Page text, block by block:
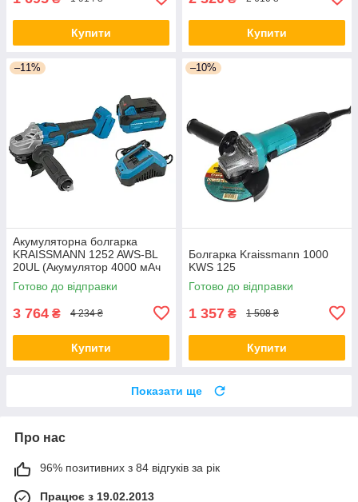
Купити Купити
–11%
Акумуляторна болгарка
KRAISSMANN 1252 AWS-BL
20UL (Акумулятор 4000 мАч
+ Зарядка) Німеччина
Готово до відправки
3 764 ₴ 4 234 ₴
Купити
–10%
Болгарка Kraissmann 1000
KWS 125
Готово до відправки
1 357 ₴ 1 508 ₴
Купити
Показати ще
Про нас
96% позитивних з 84 відгуків за рік
Працює з 19.02.2013